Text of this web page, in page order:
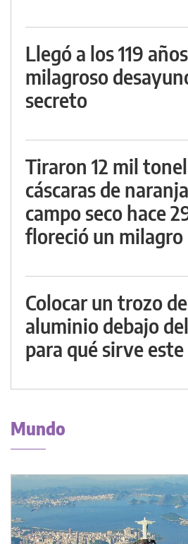
Llegó a los 119
milagroso
secreto
Tiraron 12 mil
cáscaras de
campo seco hace
floreció un milagro
Colocar un trozo
aluminio debajo
para qué sirve
Mundo